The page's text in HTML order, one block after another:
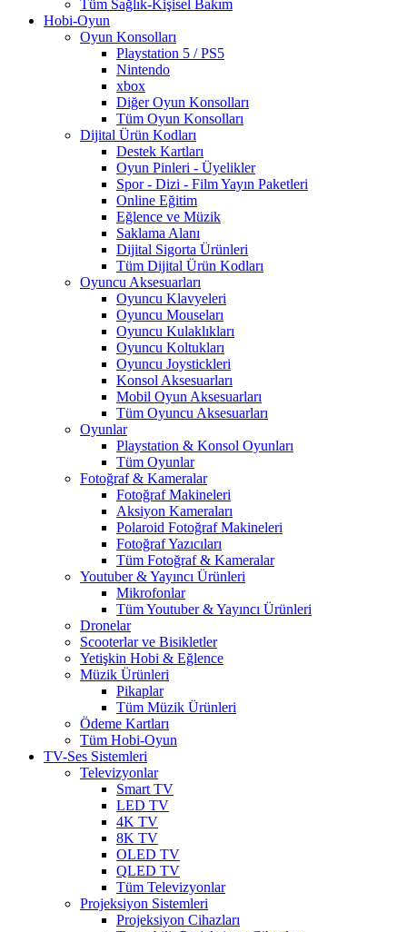
Tüm Sağlık-Kişisel Bakım
Hobi-Oyun
Oyun Konsolları
Playstation 5 / PS5
Nintendo
xbox
Diğer Oyun Konsolları
Tüm Oyun Konsolları
Dijital Ürün Kodları
Destek Kartları
Oyun Pinleri - Üyelikler
Spor - Dizi - Film Yayın Paketleri
Online Eğitim
Eğlence ve Müzik
Saklama Alanı
Dijital Sigorta Ürünleri
Tüm Dijital Ürün Kodları
Oyuncu Aksesuarları
Oyuncu Klavyeleri
Oyuncu Mouseları
Oyuncu Kulaklıkları
Oyuncu Koltukları
Oyuncu Joystickleri
Konsol Aksesuarları
Mobil Oyun Aksesuarları
Tüm Oyuncu Aksesuarları
Oyunlar
Playstation & Konsol Oyunları
Tüm Oyunlar
Fotoğraf & Kameralar
Fotoğraf Makineleri
Aksiyon Kameraları
Polaroid Fotoğraf Makineleri
Fotoğraf Yazıcıları
Tüm Fotoğraf & Kameralar
Youtuber & Yayıncı Ürünleri
Mikrofonlar
Tüm Youtuber & Yayıncı Ürünleri
Dronelar
Scooterlar ve Bisikletler
Yetişkin Hobi & Eğlence
Müzik Ürünleri
Pikaplar
Tüm Müzik Ürünleri
Ödeme Kartları
Tüm Hobi-Oyun
TV-Ses Sistemleri
Televizyonlar
Smart TV
LED TV
4K TV
8K TV
OLED TV
QLED TV
Tüm Televizyonlar
Projeksiyon Sistemleri
Projeksiyon Cihazları